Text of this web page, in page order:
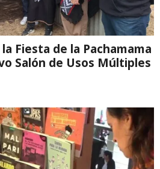
Fiesta de la Pachamama
Salón de Usos Múltiples